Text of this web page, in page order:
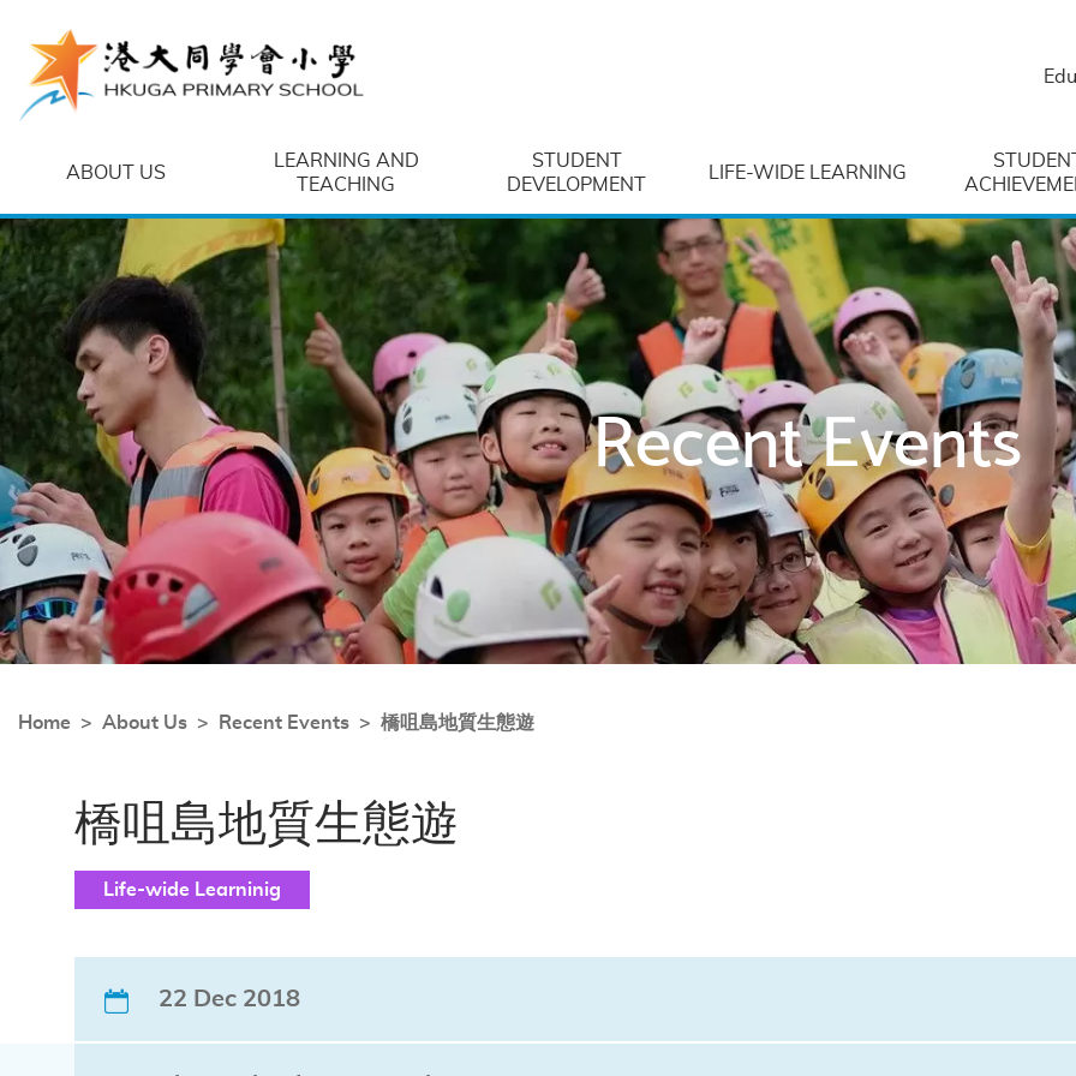
ABOUT US
LEARNING AND
TEACHING
STUDENT
DEVELOPMENT
LIFE-WIDE LEARNING
Recent Events
Home About Us Recent Events 橋咀島地質生態遊
橋咀島地質生態遊
Life-wide Learninig
22 Dec 2018